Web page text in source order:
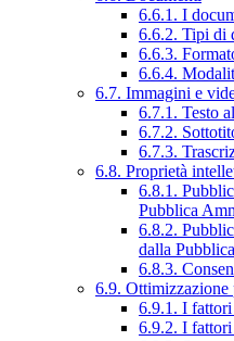
6.6.1. I
6.6.2. Tipi di
6.6.3.
6.6.4.
6.7. Immagini e
6.7.1. Testo
6.7.2.
6.7.3.
6.8. Proprietà
6.8.1.
Pubblica
6.8.2.
dalla
6.8.3.
6.9.
6.9.1. I fattori
6.9.2. I fattori